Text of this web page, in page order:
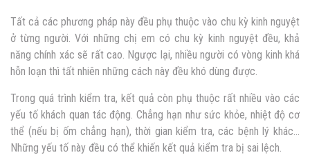
Tất cả các phương pháp này đều phụ thuộc vào chu kỳ kinh nguyệt
ở từng người. Với những chị em có chu kỳ kinh nguyệt đều, khả
năng chính xác sẽ rất cao. Ngược lại, nhiều người có vòng kinh khá
hỗn loạn thì tất nhiên những cách này đều khó dùng được.
Trong quá trình kiểm tra, kết quả còn phụ thuộc rất nhiều vào các
yếu tố khách quan tác động. Chẳng hạn như sức khỏe, nhiệt độ cơ
thể (nếu bị ốm chẳng hạn), thời gian kiểm tra, các bệnh lý khác…
Những yếu tố này đều có thể khiến kết quả kiểm tra bị sai lệch.